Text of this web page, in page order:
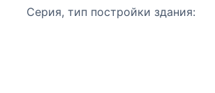
Серия, тип постройки здания: